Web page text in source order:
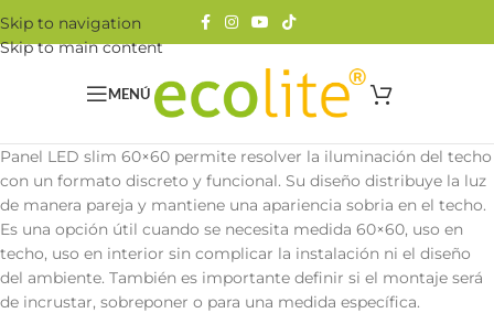
Skip to navigation
Skip to main content
MENÚ
Panel LED slim 60×60 permite resolver la iluminación del techo
con un formato discreto y funcional. Su diseño distribuye la luz
de manera pareja y mantiene una apariencia sobria en el techo.
Es una opción útil cuando se necesita medida 60×60, uso en
techo, uso en interior sin complicar la instalación ni el diseño
del ambiente. También es importante definir si el montaje será
de incrustar, sobreponer o para una medida específica.